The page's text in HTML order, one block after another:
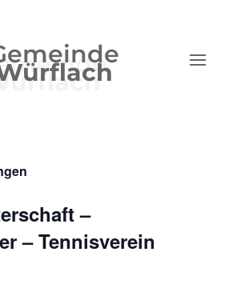
–
– Tennisverein